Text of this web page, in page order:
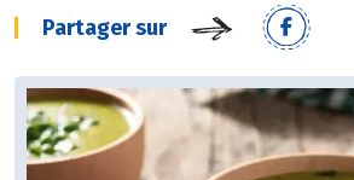
Partager sur